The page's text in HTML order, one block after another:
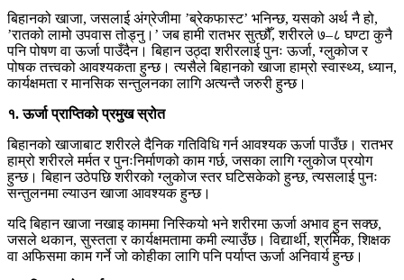
बिहानको खाजा, जसलाई अंग्रेजीमा ’ब्रेकफास्ट’ भनिन्छ, यसको अर्थ नै हो,
’रातको लामो उपवास तोड्नु।’ जब हामी रातभर सुत्छौँ, शरीरले ७–८ घण्टा कुनै
पनि पोषण वा ऊर्जा पाउँदैन। बिहान उठ्दा शरीरलाई पुनः ऊर्जा, ग्लुकोज र
पोषक तत्त्वको आवश्यकता हुन्छ। त्यसैले बिहानको खाजा हाम्रो स्वास्थ्य, ध्यान,
कार्यक्षमता र मानसिक सन्तुलनका लागि अत्यन्तै जरुरी हुन्छ।
१. ऊर्जा प्राप्तिको प्रमुख स्रोत
बिहानको खाजाबाट शरीरले दैनिक गतिविधि गर्न आवश्यक ऊर्जा पाउँछ। रातभर
हाम्रो शरीरले मर्मत र पुनःनिर्माणको काम गर्छ, जसका लागि ग्लुकोज प्रयोग
हुन्छ। बिहान उठेपछि शरीरको ग्लुकोज स्तर घटिसकेको हुन्छ, त्यसलाई पुनः
सन्तुलनमा ल्याउन खाजा आवश्यक हुन्छ।
यदि बिहान खाजा नखाइ काममा निस्कियो भने शरीरमा ऊर्जा अभाव हुन सक्छ,
जसले थकान, सुस्तता र कार्यक्षमतामा कमी ल्याउँछ। विद्यार्थी, श्रमिक, शिक्षक
वा अफिसमा काम गर्ने जो कोहीका लागि पनि पर्याप्त ऊर्जा अनिवार्य हुन्छ।